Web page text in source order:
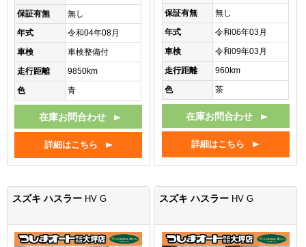
保証有無
無し
年式
令和04年08月
車検
車検整備付
走行距離
9850km
色
青
在庫お問合わせ
詳細はこちら
保証有無
無し
年式
令和06年03月
車検
令和09年03月
走行距離
960km
色
茶
在庫お問合わせ
詳細はこちら
スズキ ハスラー HV G スズキ ハスラー HV G